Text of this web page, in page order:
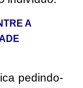
A
pedindo-